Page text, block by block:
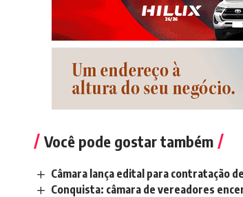
Você pode gostar também
Câmara lança edital para contratação
Conquista: câmara de vereadores